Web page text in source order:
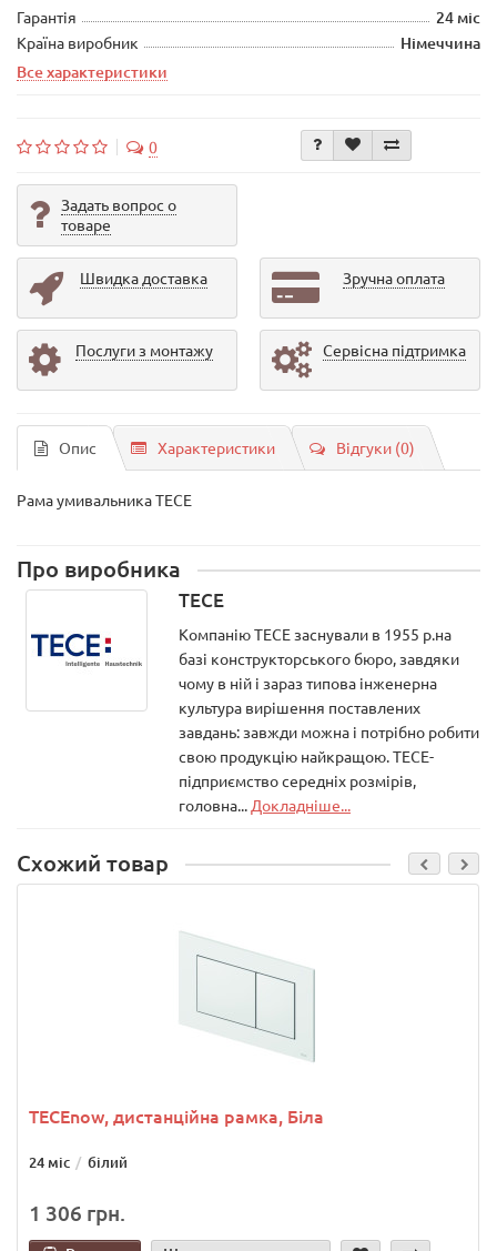
Гарантія 24 міс
Країна виробник
Німеччина
Все характеристики
0
Задать вопрос о
товаре
Швидка доставка Зручна оплата
Послуги з монтажу Сервісна підтримка
Опис Характеристики Відгуки (0)
Рама умивальника TECE
Про виробника
TECE
Компанію ТЕСЕ заснували в 1955 р.на
базі конструкторського бюро, завдяки
чому в ній і зараз типова інженерна
культура вирішення поставлених
завдань: завжди можна і потрібно робити
свою продукцію найкращою. ТЕСЕ-
підприємство середніх розмірів,
головна... Докладніше...
Схожий товар
TECEnow, дистанційна рамка, Біла
24 міс білий
1 306 грн.